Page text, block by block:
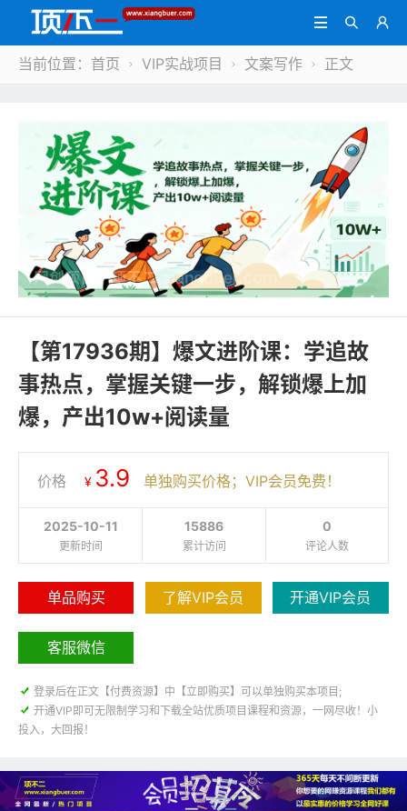



当前位置： 首页  VIP实战项目  文案写作  正文
【第17936期】爆文进阶课：学追故
事热点，掌握关键一步，解锁爆上加
爆，产出10w+阅读量
价格 ¥ 3.9 单独购买价格；VIP会员免费！
0
评论人数
15886
累计访问
2025-10-11
更新时间
单品购买 了解VIP会员 开通VIP会员
客服微信
 登录后在正文【付费资源】中【立即购买】可以单独购买本项目;
 开通VIP即可无限制学习和下载全站优质项目课程和资源，一网尽收！小
投入，大回报！